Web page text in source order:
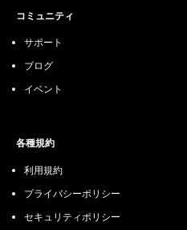
コミュニティ
サポート
ブログ
イベント
各種規約
利用規約
プライバシーポリシー
セキュリティポリシー